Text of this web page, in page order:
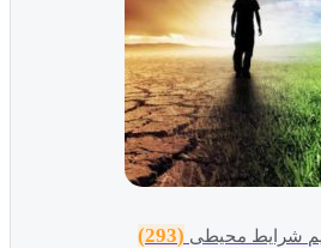
شرایط محیطی (293)